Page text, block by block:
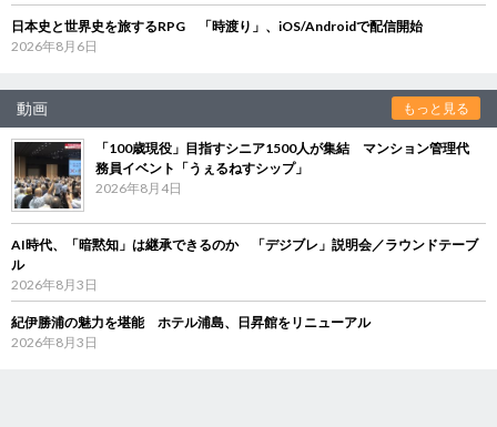
日本史と世界史を旅するRPG 「時渡り」、iOS/Androidで配信開始
2026年8月6日
動画 もっと見る
「100歳現役」目指すシニア1500人が集結 マンション管理代
務員イベント「うぇるねすシップ」
2026年8月4日
AI時代、「暗黙知」は継承できるのか 「デジブレ」説明会／ラウンドテーブ
ル
2026年8月3日
紀伊勝浦の魅力を堪能 ホテル浦島、日昇館をリニューアル
2026年8月3日